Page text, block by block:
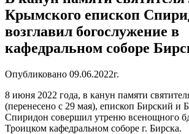
Крымского епископ
возглавил богослужение в
кафедральном соборе
Опубликовано 09.06.2022г.
8 июня 2022 года, в канун памяти
(перенесено с 29 мая), епископ Бирский и
Спиридон совершил утреню всенощного
Троицком кафедральном соборе г. Бирска.